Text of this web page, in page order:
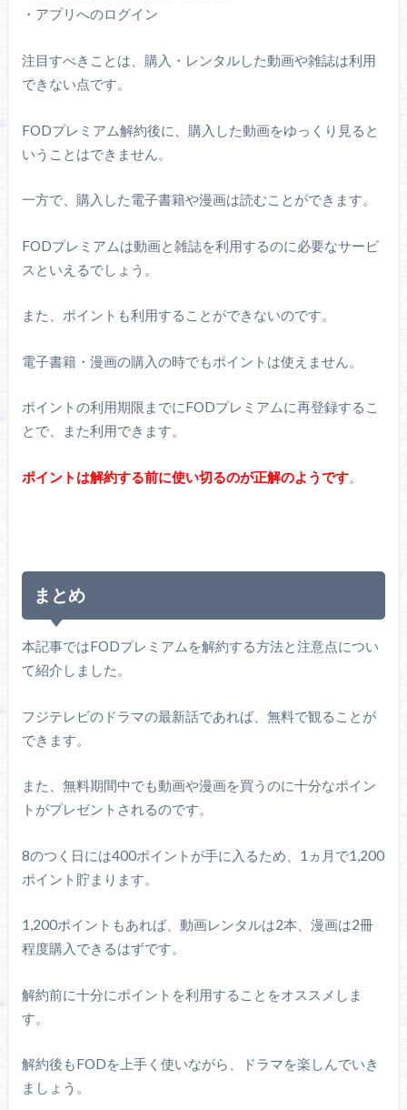
・アプリへのログイン
注目すべきことは、購入・レンタルした動画や雑誌は利用
できない点です。
FODプレミアム解約後に、購入した動画をゆっくり見ると
いうことはできません。
一方で、購入した電子書籍や漫画は読むことができます。
FODプレミアムは動画と雑誌を利用するのに必要なサービ
スといえるでしょう。
また、ポイントも利用することができないのです。
電子書籍・漫画の購入の時でもポイントは使えません。
ポイントの利用期限までにFODプレミアムに再登録するこ
とで、また利用できます。
ポイントは解約する前に使い切るのが正解のようです。
まとめ
本記事ではFODプレミアムを解約する方法と注意点につい
て紹介しました。
フジテレビのドラマの最新話であれば、無料で観ることが
できます。
また、無料期間中でも動画や漫画を買うのに十分なポイン
トがプレゼントされるのです。
8のつく日には400ポイントが手に入るため、1ヵ月で1,200
ポイント貯まります。
1,200ポイントもあれば、動画レンタルは2本、漫画は2冊
程度購入できるはずです。
解約前に十分にポイントを利用することをオススメしま
す。
解約後もFODを上手く使いながら、ドラマを楽しんでいき
ましょう。